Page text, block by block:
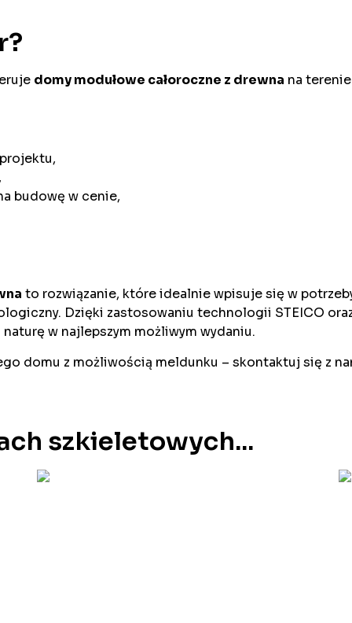
domy modułowe całoroczne z drewna na
budowę w cenie,
to rozwiązanie, które idealnie wpisuje się w
Dzięki zastosowaniu technologii STEICO
w najlepszym możliwym wydaniu.
domu z możliwością meldunku – skontaktuj się z
szkieletowych...